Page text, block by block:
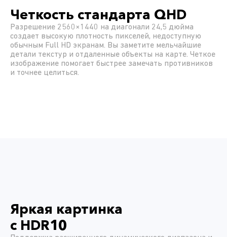
Четкость стандарта QHD
Разрешение 2560×1440 на диагонали 24,5 дюйма
создает высокую плотность пикселей, недоступную
обычным Full HD экранам. Вы заметите мельчайшие
детали текстур и отдаленные объекты на карте. Четкое
изображение помогает быстрее замечать противников
и точнее целиться.
Яркая картинка
с HDR10